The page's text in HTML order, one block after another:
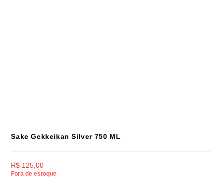
Sake Gekkeikan Silver 750 ML
R$ 125,00
Fora de estoque